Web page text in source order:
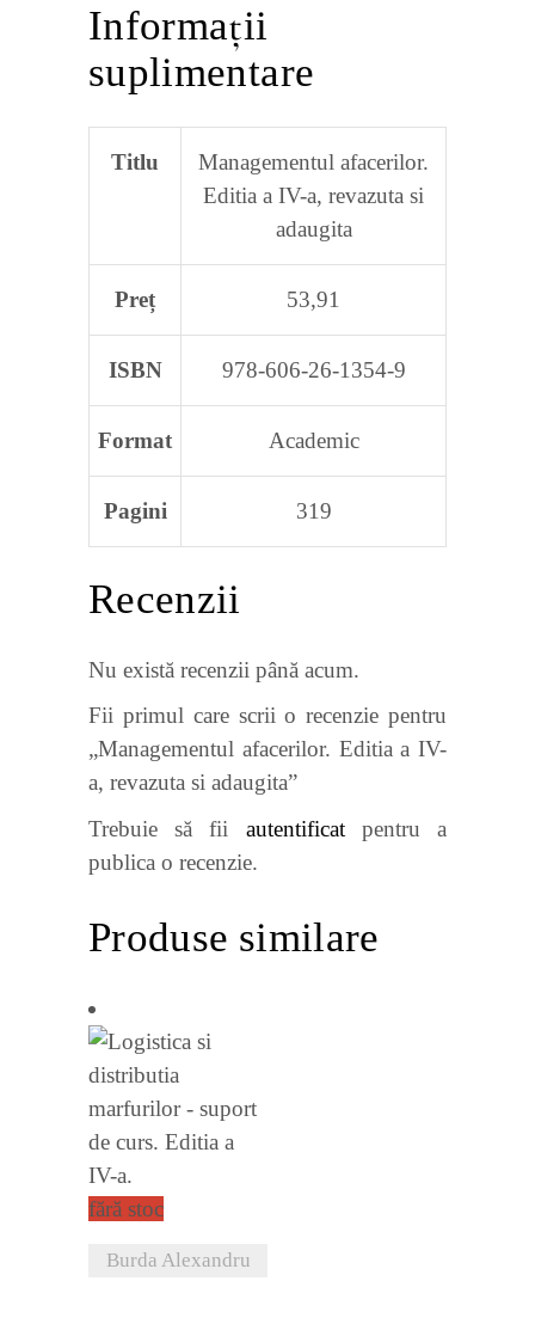
Informații
suplimentare
Titlu
Managementul afacerilor.
Editia a IV-a, revazuta si
adaugita
Preț 53,91
ISBN 978-606-26-1354-9
Format Academic
Pagini 319
Recenzii
Nu există recenzii până acum.
Fii primul care scrii o recenzie pentru
„Managementul afacerilor. Editia a IV-
a, revazuta si adaugita”
Trebuie să fii autentificatpentru a
publica o recenzie.
Produse similare
fără stoc
Burda Alexandru